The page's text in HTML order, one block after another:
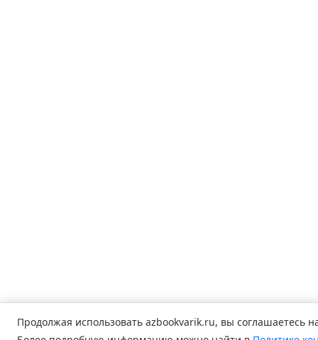
Продолжая использовать azbookvarik.ru, вы соглашаетесь